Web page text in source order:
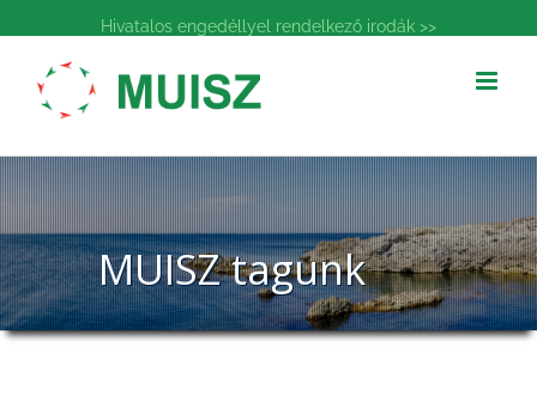
Hivatalos engedéllyel rendelkező irodák >>
MUISZ tagunk
MUISZ tagunk